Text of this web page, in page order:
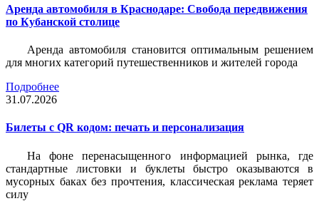
Аренда автомобиля в Краснодаре: Свобода передвижения
по Кубанской столице
Аренда автомобиля становится оптимальным решением
для многих категорий путешественников и жителей города
Подробнее
31.07.2026
Билеты c QR кодом: печать и персонализация
На фоне перенасыщенного информацией рынка, где
стандартные листовки и буклеты быстро оказываются в
мусорных баках без прочтения, классическая реклама теряет
силу